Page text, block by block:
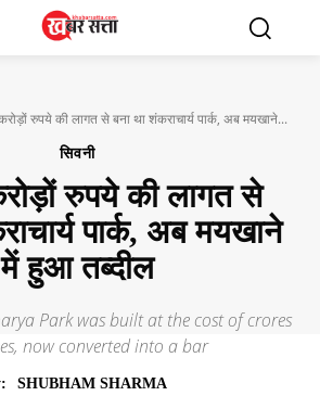
रुपये की लागत से बना था शंकराचार्य पार्क, अब मयखाने...
सिवनी
रुपये की लागत से
पार्क, अब मयखाने
में हुआ तब्दील
Park was built at the cost of crores
now converted into a bar
SHUBHAM SHARMA